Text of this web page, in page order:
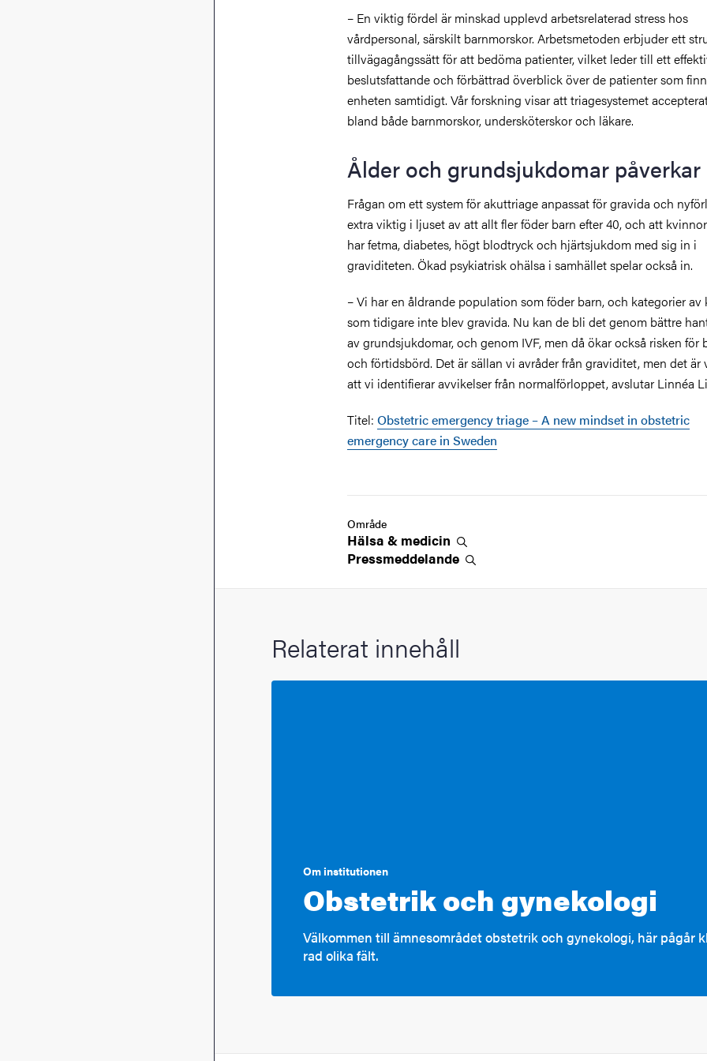
– En viktig fördel är minskad upplevd arbetsrelaterad stress hos
vårdpersonal, särskilt barnmorskor. Arbetsmetoden erbjuder ett
tillvägagångssätt för att bedöma patienter, vilket leder till ett
beslutsfattande och förbättrad överblick över de patienter som
enheten samtidigt. Vår forskning visar att triagesystemet
bland både barnmorskor, undersköterskor och läkare.
Ålder och grundsjukdomar påverkar
Frågan om ett system för akuttriage anpassat för gravida och
extra viktig i ljuset av att allt fler föder barn efter 40, och att
har fetma, diabetes, högt blodtryck och hjärtsjukdom med sig in i
graviditeten. Ökad psykiatrisk ohälsa i samhället spelar också in.
– Vi har en åldrande population som föder barn, och kategorier av
som tidigare inte blev gravida. Nu kan de bli det genom bättre
av grundsjukdomar, och genom IVF, men då ökar också risken för
och förtidsbörd. Det är sällan vi avråder från graviditet, men det är
att vi identifierar avvikelser från normalförloppet, avslutar Linnéa
Titel: Obstetric emergency triage – A new mindset in obstetric
emergency care in Sweden
Område
Hälsa & medicin
Pressmeddelande
Relaterat innehåll
Om institutionen
Obstetrik och gynekologi
Välkommen till ämnesområdet obstetrik och gynekologi, här pågår
rad olika fält.